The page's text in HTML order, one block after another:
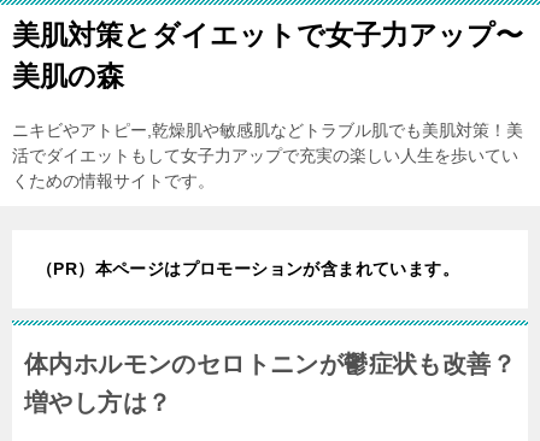
美肌対策とダイエットで女子力アップ〜
美肌の森
ニキビやアトピー,乾燥肌や敏感肌などトラブル肌でも美肌対策！美
活でダイエットもして女子力アップで充実の楽しい人生を歩いてい
くための情報サイトです。
（PR）本ページはプロモーションが含まれています。
体内ホルモンのセロトニンが鬱症状も改善？
増やし方は？